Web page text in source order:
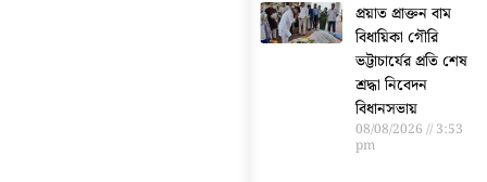
প্রয়াত প্রাক্তন বাম
বিধায়িকা গৌরি
ভট্টাচার্যের প্রতি শেষ
শ্রদ্ধা নিবেদন
বিধানসভায়
08/08/2026 3:53
pm